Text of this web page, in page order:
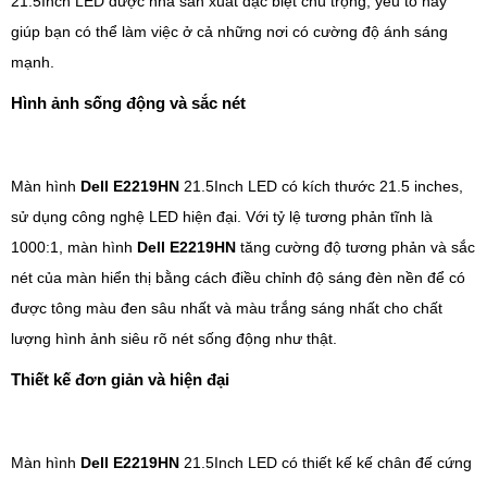
giúp bạn có thể làm việc ở cả những nơi có cường độ ánh sáng
mạnh.
Hình ảnh sống động và sắc nét
Màn hình Dell E2219HN 21.5Inch LED có kích thước 21.5 inches,
sử dụng công nghệ LED hiện đại. Với tỷ lệ tương phản tĩnh là
1000:1, màn hình Dell E2219HN tăng cường độ tương phản và sắc
nét của màn hiển thị bằng cách điều chỉnh độ sáng đèn nền để có
được tông màu đen sâu nhất và màu trắng sáng nhất cho chất
lượng hình ảnh siêu rõ nét sống động như thật.
Thiết kế đơn giản và hiện đại
Màn hình Dell E2219HN 21.5Inch LED có thiết kế kế chân đế cứng